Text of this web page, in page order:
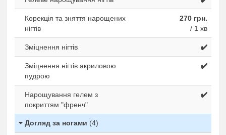
Корекція та зняття нарощених
нігтів
270 грн.
/ 1 хв
Зміцнення нігтів ✔️
Зміцнення нігтів акриловою
пудрою
✔️
Нарощування гелем з
покриттям "френч"
✔️
Догляд за ногами (4)